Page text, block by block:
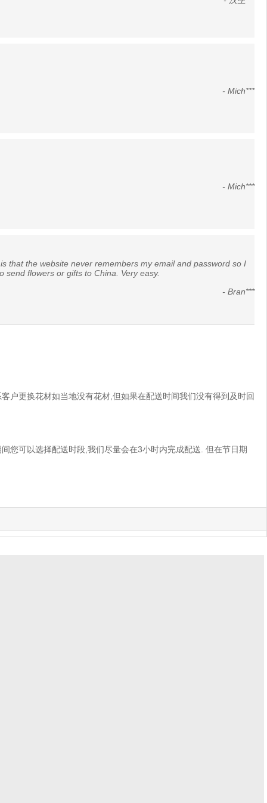
- Mich***
- Mich***
that the website never remembers my email and password so I
flowers or gifts to China. Very easy.
- Bran***
户更换花材如当地没有花材,但如果在配送时间我们没有得到及时回
您可以选择配送时段,我们尽量会在3小时内完成配送. 但在节日期